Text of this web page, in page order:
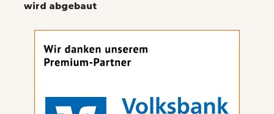
wird abgebaut